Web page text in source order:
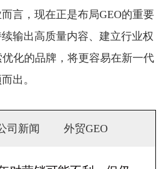
言，现在正是布局GEO的重要
输出高质量内容、建立行业权
化的品牌，将更容易在新一代
出。
司新闻 外贸GEO